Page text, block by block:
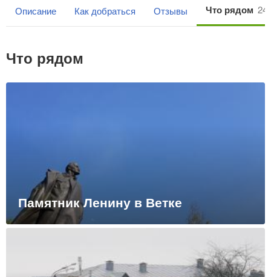
Описание Как добраться Отзывы Что рядом 24
Что рядом
Памятник Ленину в Ветке